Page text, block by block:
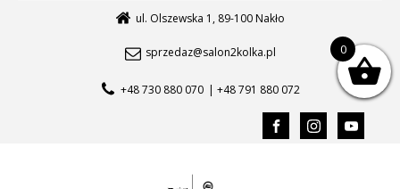
ul. Olszewska 1, 89-100 Nakło
sprzedaz@salon2kolka.pl
+48 730 880 070 | +48 791 880 072
0